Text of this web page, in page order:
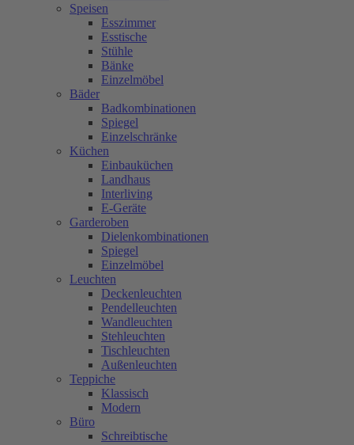
Speisen
Esszimmer
Esstische
Stühle
Bänke
Einzelmöbel
Bäder
Badkombinationen
Spiegel
Einzelschränke
Küchen
Einbauküchen
Landhaus
Interliving
E-Geräte
Garderoben
Dielenkombinationen
Spiegel
Einzelmöbel
Leuchten
Deckenleuchten
Pendelleuchten
Wandleuchten
Stehleuchten
Tischleuchten
Außenleuchten
Teppiche
Klassisch
Modern
Büro
Schreibtische